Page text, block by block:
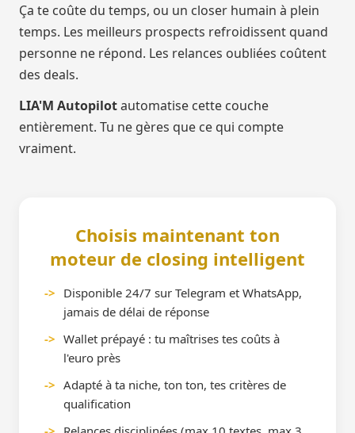
Ça te coûte du temps, ou un closer humain à plein
temps. Les meilleurs prospects refroidissent quand
personne ne répond. Les relances oubliées coûtent
des deals.
LIA'M Autopilotautomatise cette couche
entièrement. Tu ne gères que ce qui compte
vraiment.
Choisis maintenant ton
moteur de closing intelligent
-> Disponible 24/7 sur Telegram et WhatsApp,
jamais de délai de réponse
-> Wallet prépayé : tu maîtrises tes coûts à
l'euro près
-> Adapté à ta niche, ton ton, tes critères de
qualification